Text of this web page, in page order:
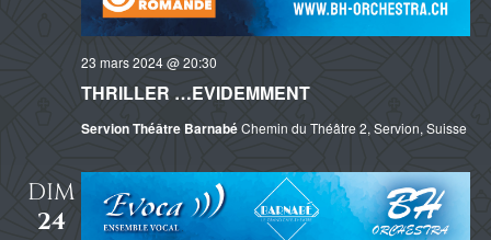
THRILLER …EVIDEMMENT
23 mars 2024 @ 20:30
Servion Théâtre BarnabéChemin du Théâtre 2, Servion, Suisse
DIM
24